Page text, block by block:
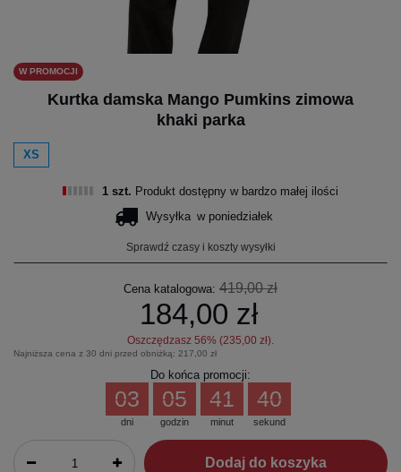
W PROMOCJI
Kurtka damska Mango Pumkins zimowa
khaki parka
XS
1 szt. Produkt dostępny w bardzo małej ilości
Wysyłka w poniedziałek
Sprawdź czasy i koszty wysyłki
Cena katalogowa: 419,00 zł
184,00 zł
Oszczędzasz 56% (235,00 zł).
Najniższa cena z 30 dni przed obniżką: 217,00 zł
Do końca promocji:
dni
03
godzin
05
minut
41
sekund
39
Dodaj do koszyka